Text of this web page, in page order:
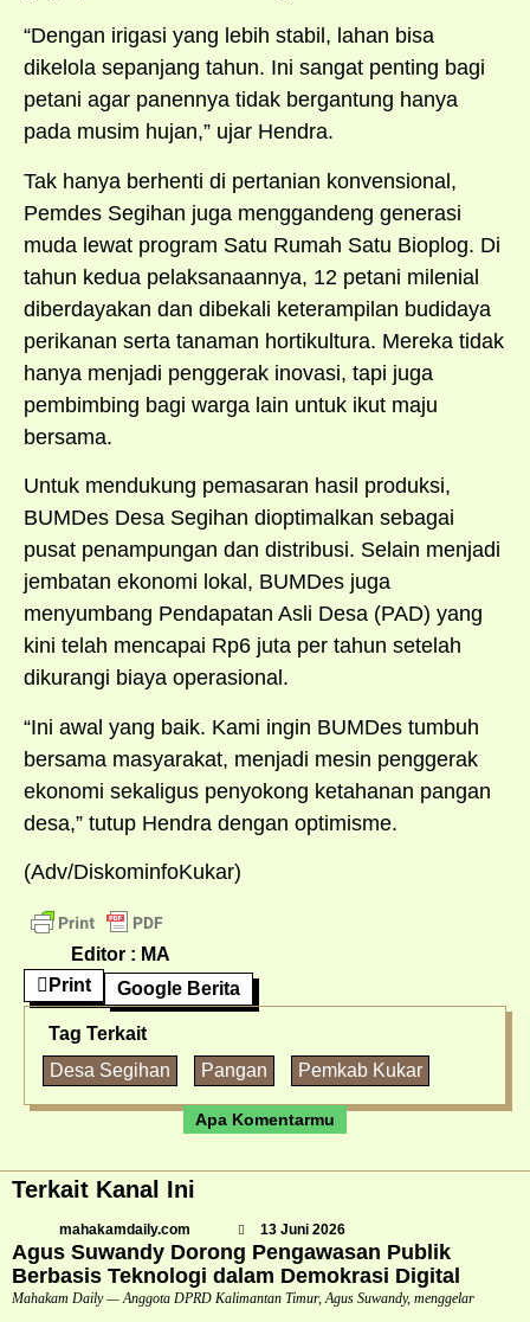
“Dengan irigasi yang lebih stabil, lahan bisa
dikelola sepanjang tahun. Ini sangat penting bagi
petani agar panennya tidak bergantung hanya
pada musim hujan,” ujar Hendra.
Tak hanya berhenti di pertanian konvensional,
Pemdes Segihan juga menggandeng generasi
muda lewat program Satu Rumah Satu Bioplog. Di
tahun kedua pelaksanaannya, 12 petani milenial
diberdayakan dan dibekali keterampilan budidaya
perikanan serta tanaman hortikultura. Mereka tidak
hanya menjadi penggerak inovasi, tapi juga
pembimbing bagi warga lain untuk ikut maju
bersama.
Untuk mendukung pemasaran hasil produksi,
BUMDes Desa Segihan dioptimalkan sebagai
pusat penampungan dan distribusi. Selain menjadi
jembatan ekonomi lokal, BUMDes juga
menyumbang Pendapatan Asli Desa (PAD) yang
kini telah mencapai Rp6 juta per tahun setelah
dikurangi biaya operasional.
“Ini awal yang baik. Kami ingin BUMDes tumbuh
bersama masyarakat, menjadi mesin penggerak
ekonomi sekaligus penyokong ketahanan pangan
desa,” tutup Hendra dengan optimisme.
(Adv/DiskominfoKukar)
Editor : MA
Print
Google Berita
Tag Terkait
Desa Segihan
Pangan Pemkab Kukar
Apa Komentarmu
Terkait Kanal Ini
mahakamdaily.com 13 Juni 2026
Agus Suwandy Dorong Pengawasan Publik
Berbasis Teknologi dalam Demokrasi Digital
Mahakam Daily — Anggota DPRD Kalimantan Timur, Agus Suwandy, menggelar